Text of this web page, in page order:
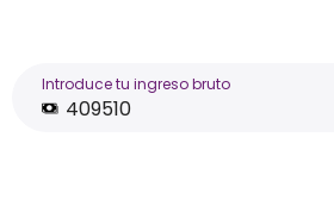
Introduce tu ingreso bruto